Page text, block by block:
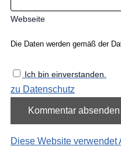
Webseite
Die Daten werden gemäß der
Ich bin einverstanden.
zu Datenschutz
Diese Website verwendet